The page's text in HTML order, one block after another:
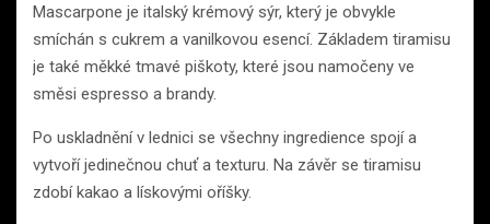
Mascarpone je italský krémový sýr, který je obvykle
smíchán s cukrem a vanilkovou esencí. Základem tiramisu
je také měkké tmavé piškoty, které jsou namočeny ve
směsi espresso a brandy.
Po uskladnění v lednici se všechny ingredience spojí a
vytvoří jedinečnou chuť a texturu. Na závěr se tiramisu
zdobí kakao a lískovými oříšky.